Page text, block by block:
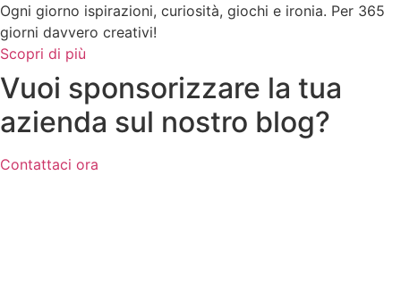
Ogni giorno ispirazioni, curiosità, giochi e ironia. Per 365
giorni davvero creativi!
Scopri di più
Vuoi sponsorizzare la tua
azienda sul nostro blog?
Contattaci ora